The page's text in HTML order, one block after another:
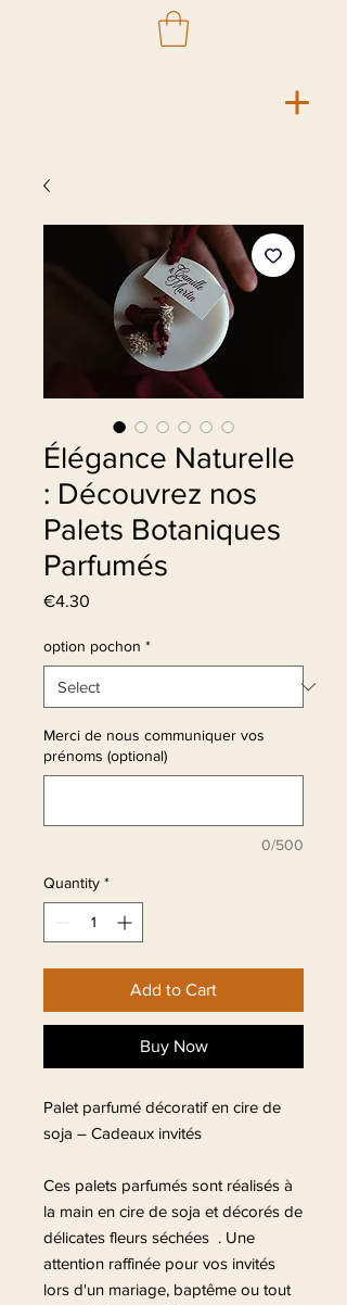
Élégance Naturelle
: Découvrez nos
Palets Botaniques
Parfumés
€4.30
option pochon *
Merci de nous communiquer vos
prénoms (optional)
0/500
Quantity *
Add to Cart
Buy Now
Palet parfumé décoratif en cire de
soja – Cadeaux invités
Ces palets parfumés sont réalisés à
la main en cire de soja et décorés de
délicates fleurs séchées . Une
attention raffinée pour vos invités
lors d'un mariage, baptême ou tout